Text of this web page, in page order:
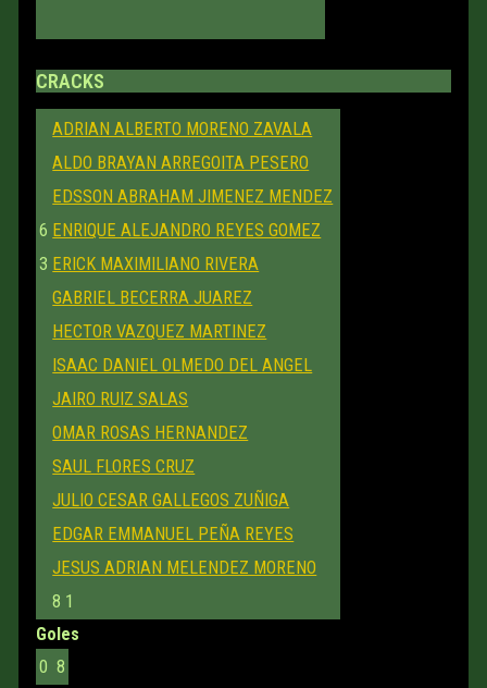
CRACKS
ADRIAN ALBERTO MORENO ZAVALA
ALDO BRAYAN ARREGOITA PESERO
EDSSON ABRAHAM JIMENEZ MENDEZ
6 ENRIQUE ALEJANDRO REYES GOMEZ
3 ERICK MAXIMILIANO RIVERA
GABRIEL BECERRA JUAREZ
HECTOR VAZQUEZ MARTINEZ
ISAAC DANIEL OLMEDO DEL ANGEL
JAIRO RUIZ SALAS
OMAR ROSAS HERNANDEZ
SAUL FLORES CRUZ
JULIO CESAR GALLEGOS ZUÑIGA
EDGAR EMMANUEL PEÑA REYES
JESUS ADRIAN MELENDEZ MORENO
8 1
Goles
0 8